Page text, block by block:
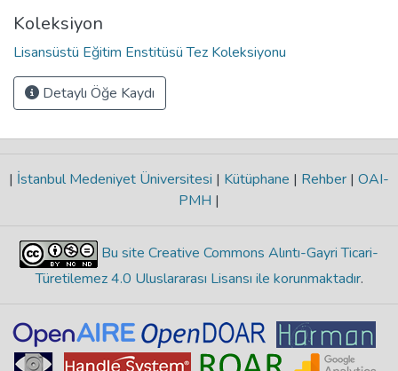
Koleksiyon
Lisansüstü Eğitim Enstitüsü Tez Koleksiyonu
Detaylı Öğe Kaydı
| İstanbul Medeniyet Üniversitesi | Kütüphane | Rehber | OAI-
PMH |
Bu site Creative Commons Alıntı-Gayri Ticari-
Türetilemez 4.0 Uluslararası Lisansı ile korunmaktadır.